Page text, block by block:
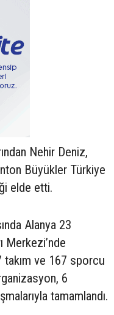
Nehir Deniz,
Büyükler Türkiye
elde etti.
Alanya 23
Merkezi’nde
ve 167 sporcu
6
tamamlandı.